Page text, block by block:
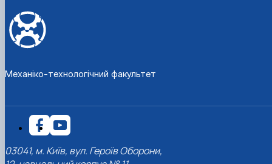
Механіко-технологічний факультет
03041, м. Київ, вул. Героїв Оборони,